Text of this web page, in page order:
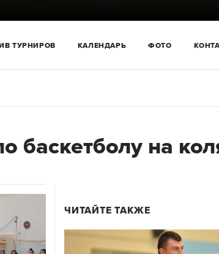
ТУРНИРОВ КАЛЕНДАРЬ ФОТО
баскетболу на
ЧИТАЙТЕ ТАКЖЕ